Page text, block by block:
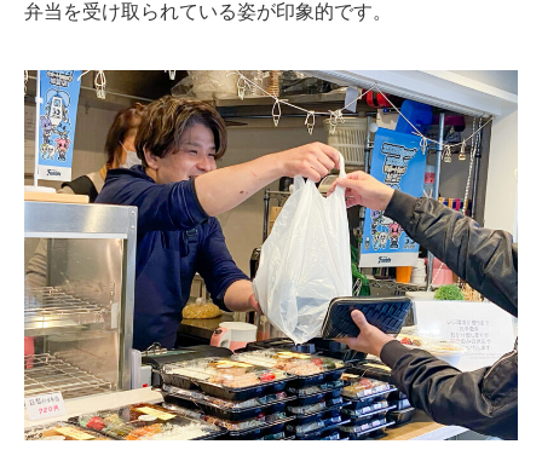
弁当を受け取られている姿が印象的です。